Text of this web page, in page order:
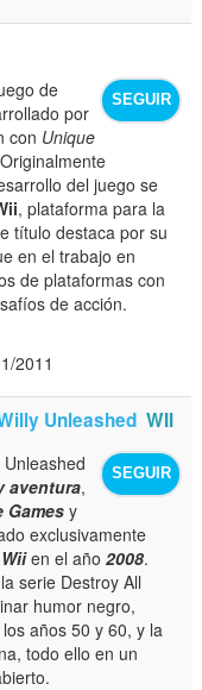
SEGUIR
de
por
con Unique
del juego se
, plataforma para la
título destaca por su
en el trabajo en
de plataformas con
de acción.
2011
Unleashed WII
SEGUIR
aventura,
Games y
exclusivamente
en el año2008.
serie Destroy All
humor negro,
años 50 y 60, y la
todo ello en un